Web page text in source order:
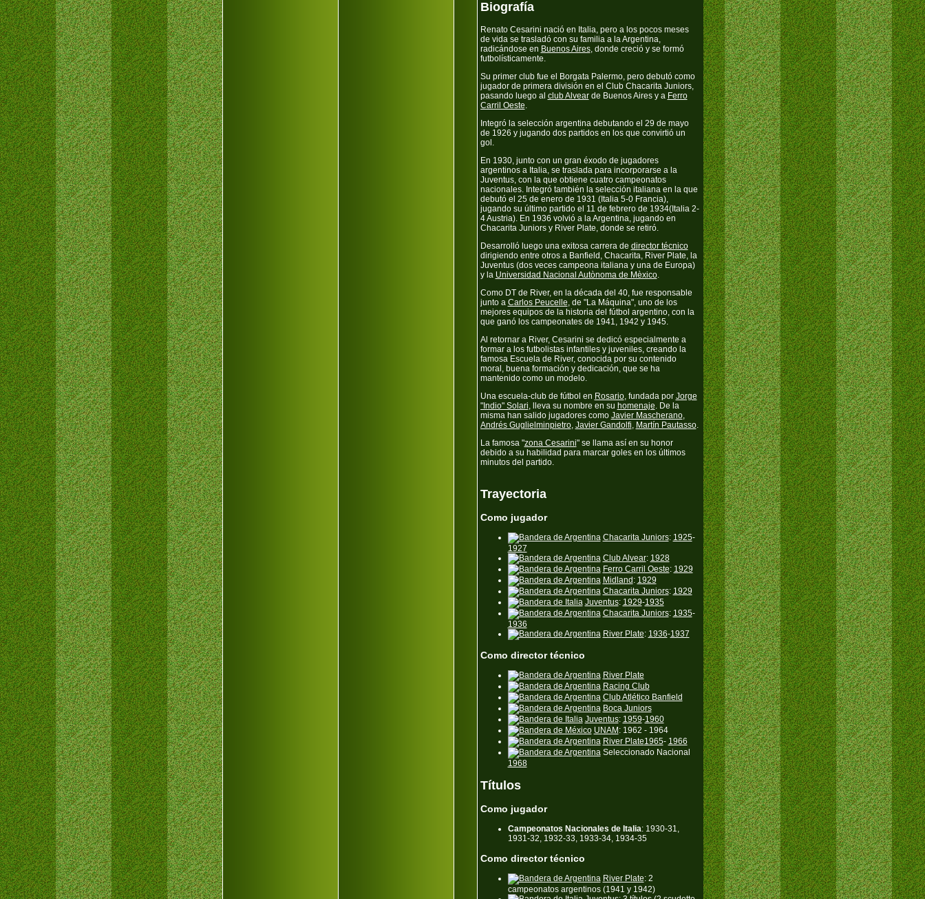
Biografía
Renato Cesarini nació en Italia, pero a los pocos meses
de vida se trasladó con su familia a la Argentina,
radicándose en Buenos Aires, donde creció y se formó
futbolísticamente.
Su primer club fue el Borgata Palermo, pero debutó como
jugador de primera división en el Club Chacarita Juniors,
pasando luego al club Alvearde Buenos Aires y a Ferro
Carril Oeste.
Integró la selección argentina debutando el 29 de mayo
de 1926 y jugando dos partidos en los que convirtió un
gol.
En 1930, junto con un gran éxodo de jugadores
argentinos a Italia, se traslada para incorporarse a la
Juventus, con la que obtiene cuatro campeonatos
nacionales. Integró también la selección italiana en la que
debutó el 25 de enero de 1931 (Italia 5-0 Francia),
jugando su último partido el 11 de febrero de 1934(Italia 2-
4 Austria). En 1936 volvió a la Argentina, jugando en
Chacarita Juniors y River Plate, donde se retiró.
Desarrolló luego una exitosa carrera de director técnico
dirigiendo entre otros a Banfield, Chacarita, River Plate, la
Juventus (dos veces campeona italiana y una de Europa)
y la Universidad Nacional Autònoma de Mèxico.
Como DT de River, en la década del 40, fue responsable
junto a Carlos Peucelle, de "La Máquina", uno de los
mejores equipos de la historia del fútbol argentino, con la
que ganó los campeonates de 1941, 1942 y 1945.
Al retornar a River, Cesarini se dedicó especialmente a
formar a los futbolistas infantiles y juveniles, creando la
famosa Escuela de River, conocida por su contenido
moral, buena formación y dedicación, que se ha
mantenido como un modelo.
Una escuela-club de fútbol en Rosario, fundada por Jorge
"Indio" Solari, lleva su nombre en su homenaje. De la
misma han salido jugadores como Javier Mascherano,
Andrés Guglielminpietro, Javier Gandolfi, Martín Pautasso.
La famosa "zona Cesarini" se llama así en su honor
debido a su habilidad para marcar goles en los últimos
minutos del partido.
Trayectoria
Como jugador
Chacarita Juniors: 1925-
1927
Club Alvear: 1928
Ferro Carril Oeste: 1929
Midland : 1929
Chacarita Juniors: 1929
Juventus: 1929-1935
Chacarita Juniors: 1935-
1936
River Plate: 1936-1937
Como director técnico
River Plate
Racing Club
Club Atlético Banfield
Boca Juniors
Juventus: 1959-1960
UNAM : 1962 - 1964
River Plate1965- 1966
Seleccionado Nacional
1968
Títulos
Como jugador
Campeonatos Nacionales de Italia: 1930-31,
1931-32, 1932-33, 1933-34, 1934-35
Como director técnico
River Plate: 2
campeonatos argentinos (1941 y 1942)